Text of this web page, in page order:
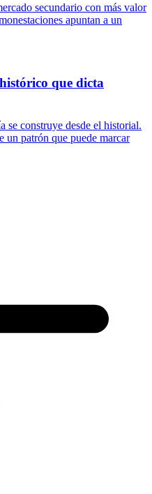
secundario con más valor
apuntan a un
que dicta
se construye desde el historial.
un patrón que puede marcar